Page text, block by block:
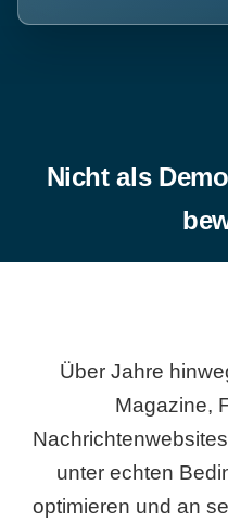
Nicht als
Über Jahre
Magazine,
unter echten
optimieren und an